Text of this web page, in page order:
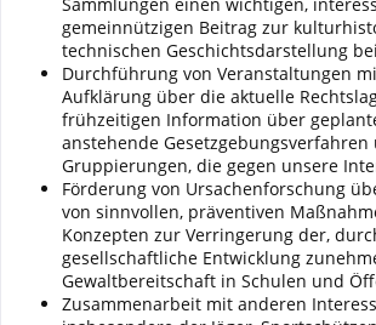
gemeinnützigen Beitrag zur
technischen Geschichtsdarstellung
Durchführung von Veranstaltungen
Aufklärung über die aktuelle
frühzeitigen Information über
anstehende Gesetzgebungsverfahren
Gruppierungen, die gegen unsere
Förderung von Ursachenforschung
von sinnvollen, präventiven
Konzepten zur Verringerung der,
gesellschaftliche Entwicklung
Gewaltbereitschaft in Schulen und
Zusammenarbeit mit anderen